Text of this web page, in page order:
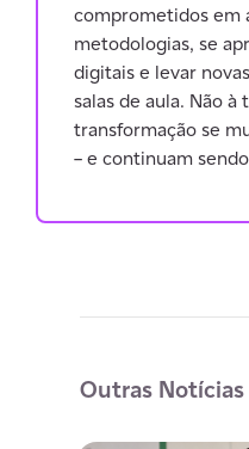
comprometidos em
metodologias, se
digitais e levar
salas de aula. Não à
transformação se
– e continuam
Outras Notícias